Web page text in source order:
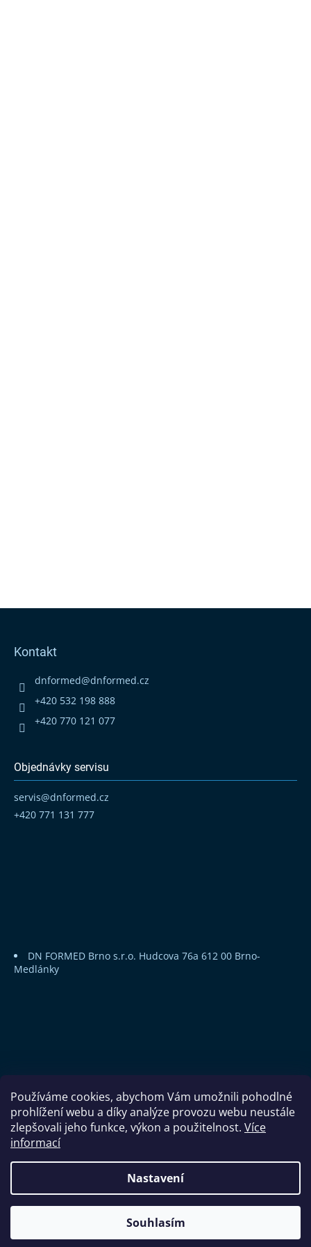
Používáme cookies, abychom Vám umožnili pohodlné
prohlížení webu a díky analýze provozu webu neustále
zlepšovali jeho funkce, výkon a použitelnost. Více
informací
Nastavení
Souhlasím
Kontakt
dnformed@dnformed.cz
+420 532 198 888
+420 770 121 077
Objednávky servisu
servis@dnformed.cz
+420 771 131 777
DN FORMED Brno s.r.o. Hudcova 76a 612 00 Brno-
Medlánky
Vytvořil Shoptet
DN FORMED Brno s.r.o.
vyhrazena.